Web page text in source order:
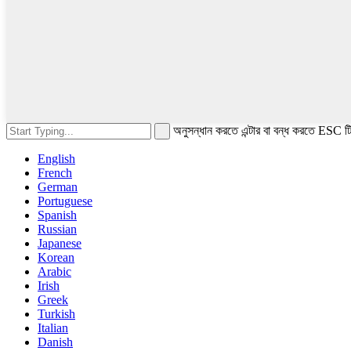
অনুসন্ধান করতে এন্টার বা বন্ধ করতে ESC
English
French
German
Portuguese
Spanish
Russian
Japanese
Korean
Arabic
Irish
Greek
Turkish
Italian
Danish